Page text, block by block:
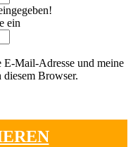
ein
E-Mail-Adresse und meine
Browser.